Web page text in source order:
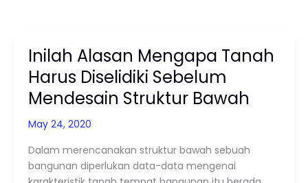
Inilah Alasan Mengapa Tanah
Harus Diselidiki Sebelum
Mendesain Struktur Bawah
May 24, 2020
Dalam merencanakan struktur bawah sebuah
bangunan diperlukan data-data mengenai
Inilah
Alasan
Mengapa
Tanah
Diselidiki
Sebelum
Mendesain
Struktur